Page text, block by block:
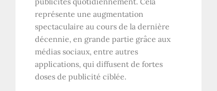
représente une augmentation
spectaculaire au cours de la dernière
décennie, en grande partie grâce aux
médias sociaux, entre autres
applications, qui diffusent de fortes
doses de publicité ciblée.